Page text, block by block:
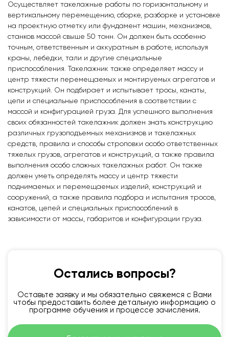
Осуществляет такелажные работы по горизонтальному и
вертикальному перемещению, сборке, разборке и установке
на проектную отметку или фундамент машин, механизмов,
станков массой свыше 50 тонн. Он должен быть особенно
точным, ответственным и аккуратным в работе, используя
краны, лебедки, тали и другие специальные
приспособления. Такелажник также определяет массу и
центр тяжести перемещаемых и монтируемых агрегатов и
конструкций. Он подбирает и испытывает тросы, канаты,
цепи и специальные приспособления в соответствии с
массой и конфигурацией груза. Для успешного выполнения
своих обязанностей такелажник должен знать конструкцию
различных грузоподъемных механизмов и такелажных
средств, правила и способы строповки особо ответственных
тяжелых грузов, агрегатов и конструкций, а также правила
выполнения особо сложных такелажных работ. Он также
должен уметь определять массу и центр тяжести
поднимаемых и перемещаемых изделий, конструкций и
сооружений, а также правила подбора и испытания тросов,
канатов, цепей и специальных приспособлений в
зависимости от массы, габаритов и конфигурации груза.
Остались вопросы?
Оставьте заявку и мы обязательно свяжемся с Вами
чтобы предоставить более детальную информацию о
программе обучения и процессе зачисления.